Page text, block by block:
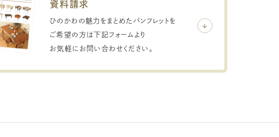
資料請求
ひのかわの魅力をまとめたパンフレットを
ご希望の方は下記フォームより
お気軽にお問い合わせください。